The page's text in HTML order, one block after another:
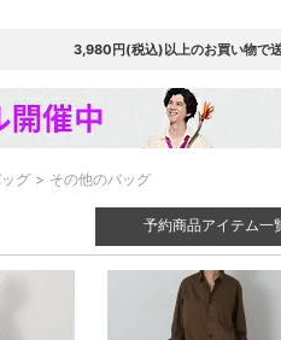
3,980円(税込)以上のお買い物で
グ その他のバッグ
予約商品アイテム一